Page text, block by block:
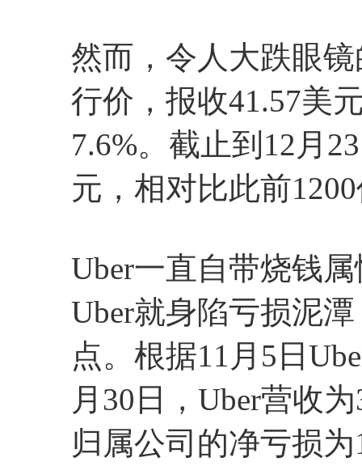
然而，令人大跌眼
行价，报收41.57美
7.6%。截止到12月
元，相对比此前
Uber一直自带烧钱
Uber就身陷亏损泥
点。根据11月5日
月30日，Uber营收
归属公司的净亏损